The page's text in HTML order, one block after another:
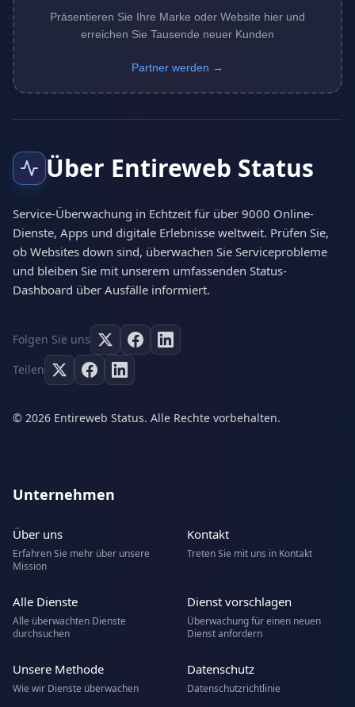
Präsentieren Sie Ihre Marke oder Website hier und
erreichen Sie Tausende neuer Kunden
Partner werden →
Über Entireweb Status
Service-Überwachung in Echtzeit für über 9000 Online-
Dienste, Apps und digitale Erlebnisse weltweit. Prüfen Sie,
ob Websites down sind, überwachen Sie Serviceprobleme
und bleiben Sie mit unserem umfassenden Status-
Dashboard über Ausfälle informiert.
Folgen Sie uns
Teilen
© 2026 Entireweb Status. Alle Rechte vorbehalten.
Unternehmen
Über uns
Erfahren Sie mehr über unsere
Mission
Kontakt
Treten Sie mit uns in Kontakt
Alle Dienste
Alle überwachten Dienste
durchsuchen
Dienst vorschlagen
Überwachung für einen neuen
Dienst anfordern
Unsere Methode
Wie wir Dienste überwachen
Datenschutz
Datenschutzrichtlinie